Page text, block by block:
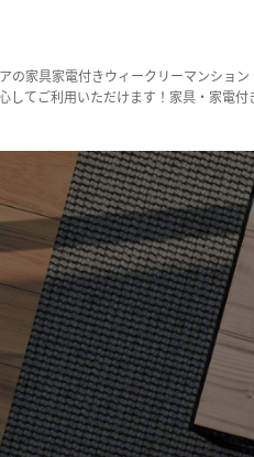
の家具家電付きウィークリーマンショ
してご利用いただけます！家具・家電付